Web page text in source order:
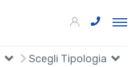
Scegli Tipologia